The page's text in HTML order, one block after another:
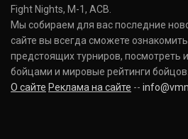
Fight Nights, M-1, ACB.
Мы собираем для вас последние
сайте вы всегда сможете
предстоящих турниров, посмотреть
бойцами и мировые рейтинги бойцов.
О сайте Реклама на сайте --